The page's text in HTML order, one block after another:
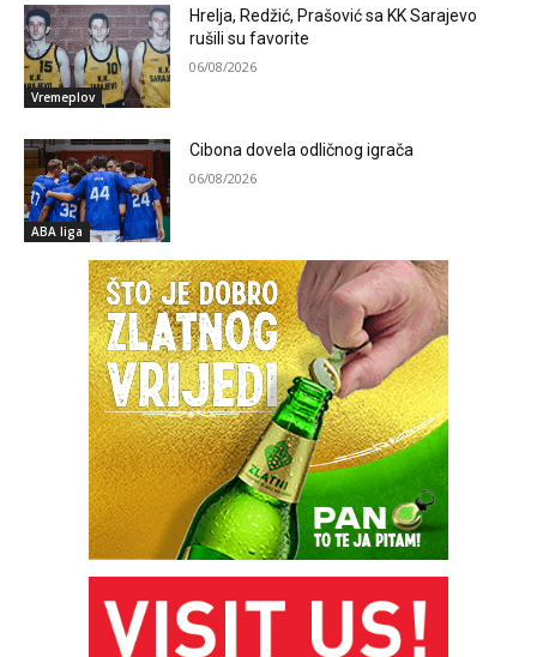
Vremeplov
Hrelja, Redžić, Prašović sa KK Sarajevo
rušili su favorite
06/08/2026
ABA liga
Cibona dovela odličnog igrača
06/08/2026